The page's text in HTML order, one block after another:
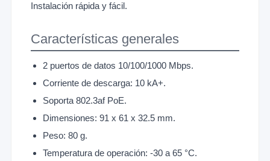
Instalación rápida y fácil.
Características generales
2 puertos de datos 10/100/1000 Mbps.
Corriente de descarga: 10 kA+.
Soporta 802.3af PoE.
Dimensiones: 91 x 61 x 32.5 mm.
Peso: 80 g.
Temperatura de operación: -30 a 65 °C.